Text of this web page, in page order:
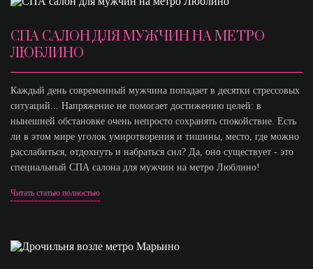
СПА САЛОН ДЛЯ МУЖЧИН НА МЕТРО
ЛЮБЛИНО
Каждый день современный мужчина попадает в десятки стрессовых
ситуаций... Напряжение не помогает достижению целей: в
нынешней обстановке очень непросто сохранять спокойствие. Есть
ли в этом мире уголок умиротворения и тишины, место, где можно
расслабиться, отдохнуть и набраться сил? Да, оно существует - это
специальный СПА салона для мужчин на метро Люблино!
Читать статью полностью